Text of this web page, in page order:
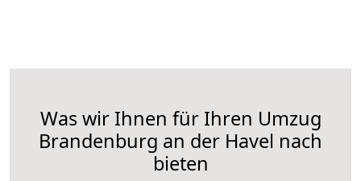
Was wir Ihnen für Ihren Umzug
Brandenburg an der Havel nach
bieten